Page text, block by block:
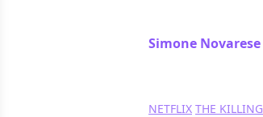
Simone Novarese
NETFLIX THE KILLING